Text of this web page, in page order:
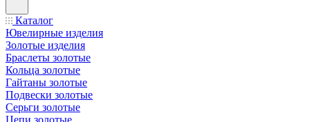
Каталог
Ювелирные изделия
Золотые изделия
Браслеты золотые
Кольца золотые
Гайтаны золотые
Подвески золотые
Серьги золотые
Цепи золотые